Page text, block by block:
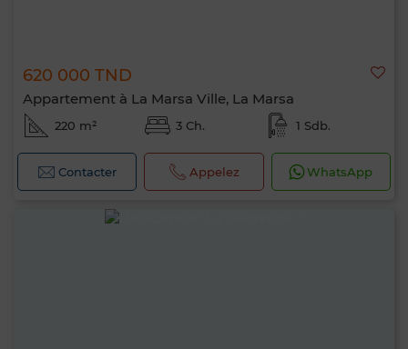
620 000 TND
Appartement à La Marsa Ville, La Marsa
220 m² 3 Ch. 1 Sdb.
Contacter Appelez WhatsApp